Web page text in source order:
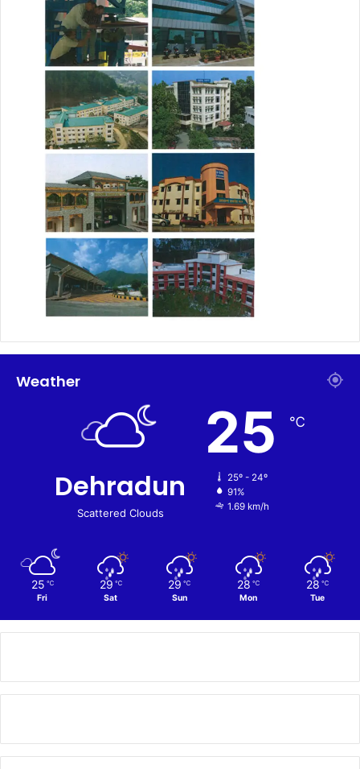
Weather
Dehradun
Scattered Clouds
25 ℃
25º - 24º
91%
1.69 km/h
25 ℃
Fri
29 ℃
Sat
29 ℃
Sun
28 ℃
Mon
28 ℃
Tue